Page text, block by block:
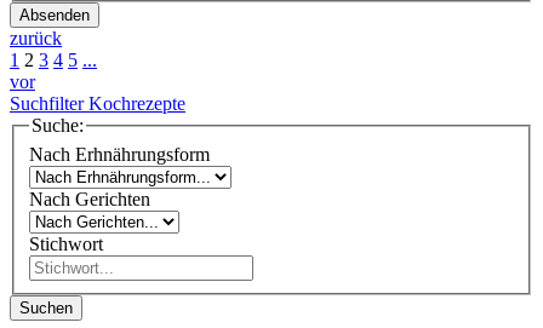
Absenden
zurück
1 2 3 4 5 ...
vor
Suchfilter Kochrezepte
Suche:
Nach Erhnährungsform
Nach Gerichten
Stichwort
Suchen